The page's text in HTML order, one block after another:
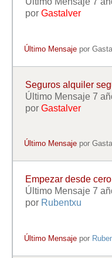
por Gastalver
Último Mensaje por
Seguros alquiler
Último Mensaje 7
por Gastalver
Último Mensaje por
Empezar desde
Último Mensaje 7
por Rubentxu
Último Mensaje por